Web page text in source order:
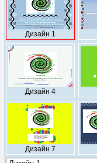
Дизайн 1
Дизайн 4
Дизайн 7